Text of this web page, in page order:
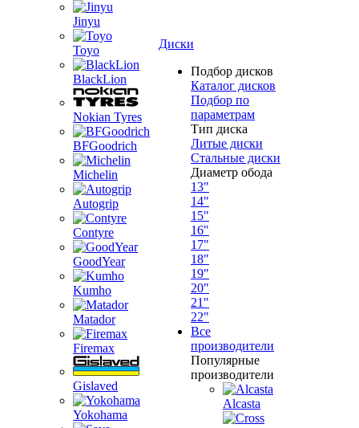
Jinyu
Toyo
BlackLion
Nokian Tyres
BFGoodrich
Michelin
Autogrip
Contyre
GoodYear
Kumho
Matador
Firemax
Gislaved
Yokohama
Диски
Подбор дисков
Каталог дисков
Подбор по
параметрам
Тип диска
Литые диски
Стальные диски
Диаметр обода
13"
14"
15"
16"
17"
18"
19"
20"
21"
22"
Все
производители
Популярные
производители
Alcasta